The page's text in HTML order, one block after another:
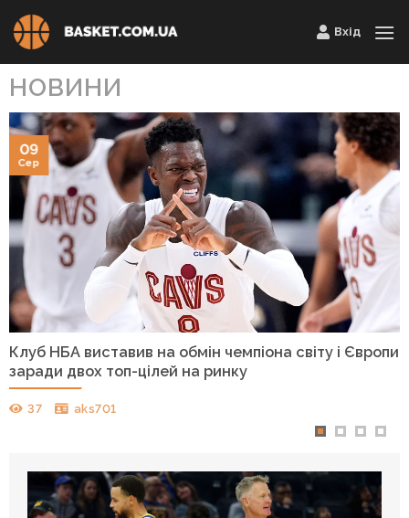
Skip
to
Вхід
НОВИНИ
Клуб НБА виставив на обмін чемпіона світу і Європи
заради двох топ-цілей на ринку
37 aks701
09
Сер